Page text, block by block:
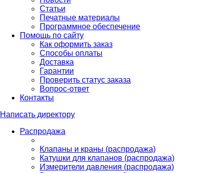
Статьи
Печатные материалы
Программное обеспечение
Помощь по сайту
Как оформить заказ
Способы оплаты
Доставка
Гарантии
Проверить статус заказа
Вопрос-ответ
Контакты
Написать директору
Распродажа
Клапаны и краны (распродажа)
Катушки для клапанов (распродажа)
Измерители давления (распродажа)